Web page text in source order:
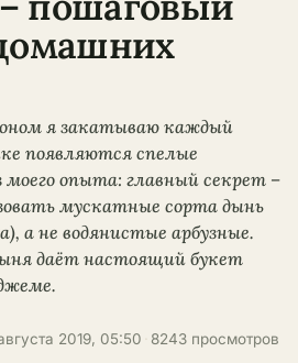
я закатываю каждый
появляются спелые
опыта: главный секрет –
мускатные сорта дынь
а не водянистые арбузные.
даёт настоящий букет
2019, 05:50
8243 просмотров